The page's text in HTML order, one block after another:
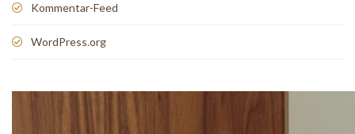
Kommentar-Feed
WordPress.org